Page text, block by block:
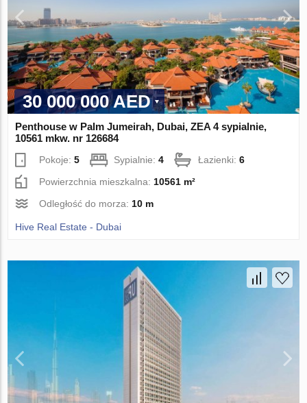
30 000 000 AED
Penthouse w Palm Jumeirah, Dubai, ZEA 4 sypialnie,
10561 mkw. nr 126684
Pokoje:5 Sypialnie:4 Łazienki:6
Powierzchnia mieszkalna: 10561 m²
Odległość do morza: 10 m
Hive Real Estate - Dubai